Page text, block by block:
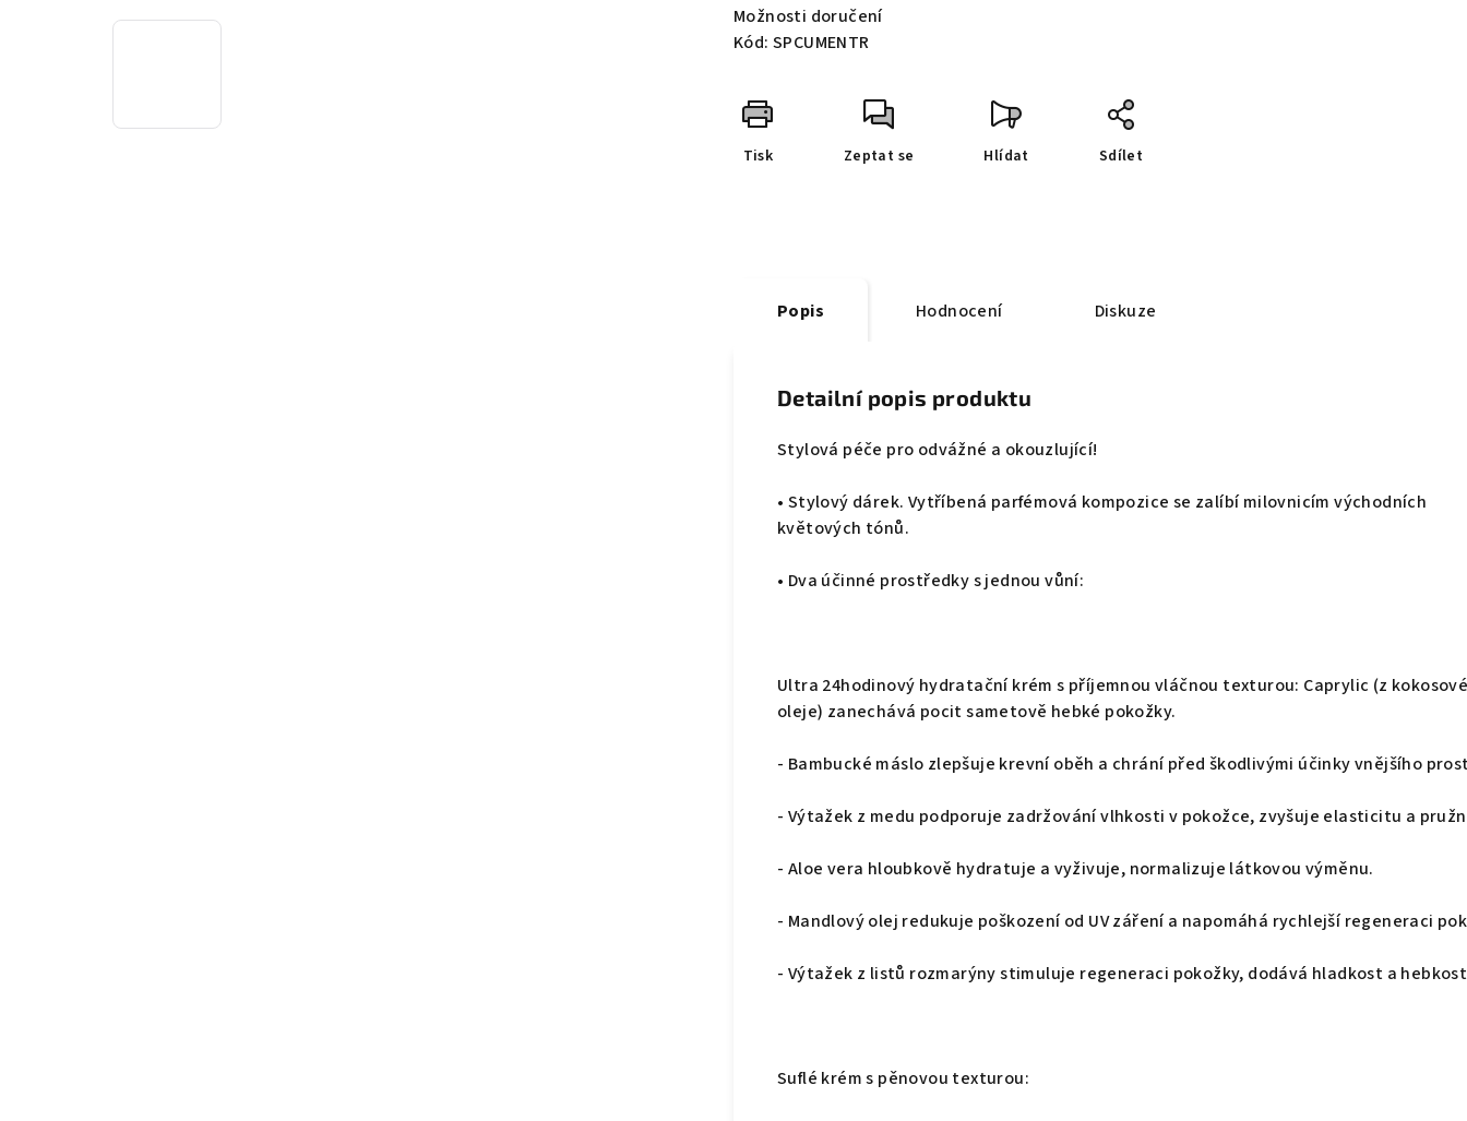
Možnosti doručení
Kód: SPCUMENTR
Tisk Zeptat se Hlídat Sdílet
Popis Hodnocení Diskuze
Detailní popis produktu
Stylová péče pro odvážné a okouzlující!
• Stylový dárek. Vytříbená parfémová kompozice se zalíbí milovnicím východních
květových tónů.
• Dva účinné prostředky s jednou vůní:
Ultra 24hodinový hydratační krém s příjemnou vláčnou texturou: Caprylic (z
oleje) zanechává pocit sametově hebké pokožky.
- Bambucké máslo zlepšuje krevní oběh a chrání před škodlivými účinky vnějšího
- Výtažek z medu podporuje zadržování vlhkosti v pokožce, zvyšuje elasticitu a
- Aloe vera hloubkově hydratuje a vyživuje, normalizuje látkovou výměnu.
- Mandlový olej redukuje poškození od UV záření a napomáhá rychlejší regeneraci
- Výtažek z listů rozmarýny stimuluje regeneraci pokožky, dodává hladkost a
Suflé krém s pěnovou texturou: